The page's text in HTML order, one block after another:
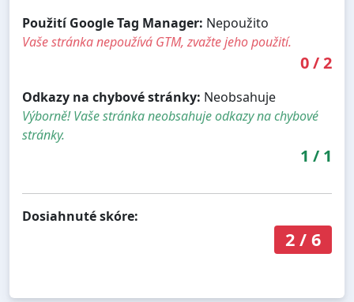
Použití Google Tag Manager: Nepoužito
Vaše stránka nepoužívá GTM, zvažte jeho použití.
0/2
Odkazy na chybové stránky: Neobsahuje
Výborně! Vaše stránka neobsahuje odkazy na chybové
stránky.
1 / 1
Dosiahnuté skóre:
2/ 6